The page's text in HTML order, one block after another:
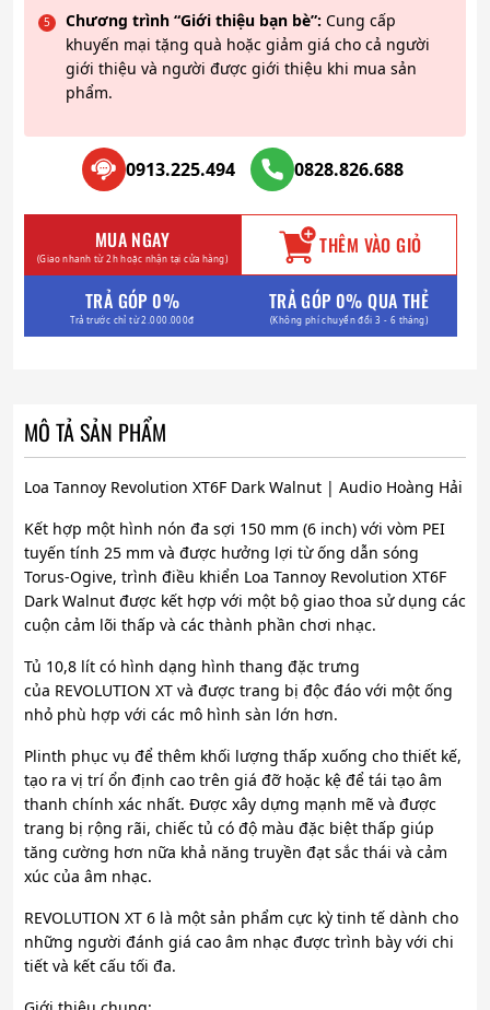
Chương trình “Giới thiệu bạn bè”: Cung cấp
khuyến mại tặng quà hoặc giảm giá cho cả người
giới thiệu và người được giới thiệu khi mua sản
phẩm.
0913.225.494 0828.826.688
MUA NGAY
(Giao nhanh từ 2h hoặc nhận tại cửa hàng) THÊM VÀO GIỎ
TRẢ GÓP 0%
Trả trước chỉ từ 2.000.000đ
TRẢ GÓP 0% QUA THẺ
(Không phí chuyển đổi 3 - 6 tháng)
MÔ TẢ SẢN PHẨM
Loa Tannoy Revolution XT6F Dark Walnut | Audio Hoàng Hải
Kết hợp một hình nón đa sợi 150 mm (6 inch) với vòm PEI
tuyến tính 25 mm và được hưởng lợi từ ống dẫn sóng
Torus-Ogive, trình điều khiển Loa Tannoy Revolution XT6F
Dark Walnut được kết hợp với một bộ giao thoa sử dụng các
cuộn cảm lõi thấp và các thành phần chơi nhạc.
Tủ 10,8 lít có hình dạng hình thang đặc trưng
của REVOLUTION XT và được trang bị độc đáo với một ống
nhỏ phù hợp với các mô hình sàn lớn hơn.
Plinth phục vụ để thêm khối lượng thấp xuống cho thiết kế,
tạo ra vị trí ổn định cao trên giá đỡ hoặc kệ để tái tạo âm
thanh chính xác nhất. Được xây dựng mạnh mẽ và được
trang bị rộng rãi, chiếc tủ có độ màu đặc biệt thấp giúp
tăng cường hơn nữa khả năng truyền đạt sắc thái và cảm
xúc của âm nhạc.
REVOLUTION XT 6 là một sản phẩm cực kỳ tinh tế dành cho
những người đánh giá cao âm nhạc được trình bày với chi
tiết và kết cấu tối đa.